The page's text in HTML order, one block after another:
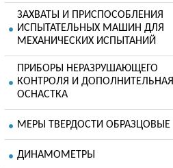
ЗАХВАТЫ И ПРИСПОСОБЛЕНИЯ
ИСПЫТАТЕЛЬНЫХ МАШИН ДЛЯ
МЕХАНИЧЕСКИХ ИСПЫТАНИЙ
ПРИБОРЫ НЕРАЗРУШАЮЩЕГО
КОНТРОЛЯ И ДОПОЛНИТЕЛЬНАЯ
ОСНАСТКА
МЕРЫ ТВЕРДОСТИ ОБРАЗЦОВЫЕ
ДИНАМОМЕТРЫ